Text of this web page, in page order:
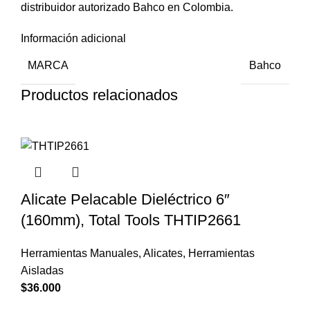
distribuidor autorizado Bahco en Colombia.
Información adicional
MARCA Bahco
Productos relacionados
Alicate Pelacable Dieléctrico 6″
(160mm), Total Tools THTIP2661
Herramientas Manuales, Alicates, Herramientas
Aisladas
$36.000